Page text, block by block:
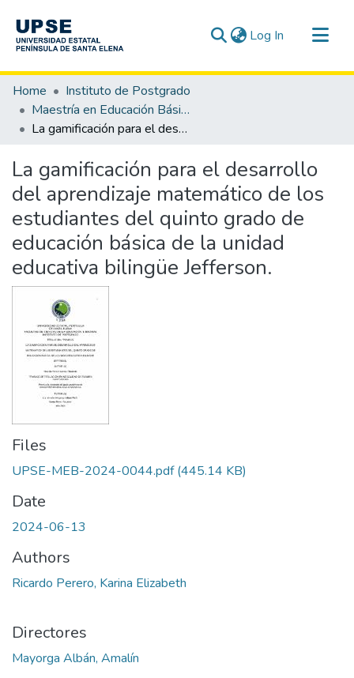
Log In (current)
Communities & Collections
All of DSpace
Statistics
Home
Instituto de Postgrado
Maestría en Educación Básica
La gamificación para el desarrollo del aprendizaje matemático de los estudiantes del quinto grado de educación básica de la unidad educativa bilingüe Jefferson.
La gamificación para el desarrollo
del aprendizaje matemático de los
estudiantes del quinto grado de
educación básica de la unidad
educativa bilingüe Jefferson.
Files
UPSE-MEB-2024-0044.pdf(445.14 KB)
Date
2024-06-13
Authors
Ricardo Perero, Karina Elizabeth
Directores
Mayorga Albán, Amalín